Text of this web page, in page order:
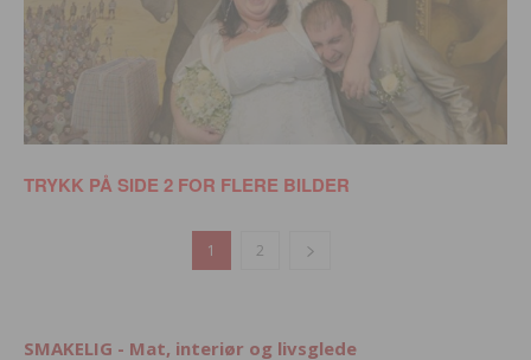
TRYKK PÅ SIDE 2 FOR FLERE BILDER
1 2
SMAKELIG - Mat, interiør og livsglede